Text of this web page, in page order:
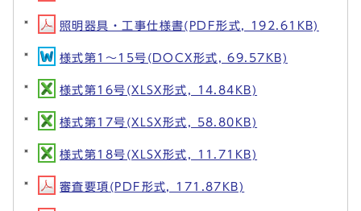
照明器具・工事仕様書(PDF形式, 192.61KB)
様式第1～15号(DOCX形式, 69.57KB)
様式第16号(XLSX形式, 14.84KB)
様式第17号(XLSX形式, 58.80KB)
様式第18号(XLSX形式, 11.71KB)
審査要項(PDF形式, 171.87KB)